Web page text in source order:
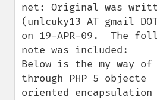
net: Original was
(unlcuky13 AT gmail
on 19-APR-09.  The
note was included:
Below is the my way of
through PHP 5 objecte
oriented